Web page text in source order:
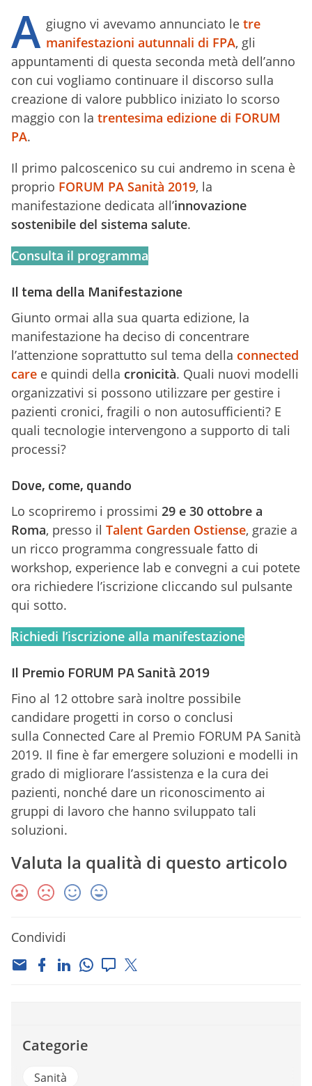
A giugno vi avevamo annunciato le tre
manifestazioni autunnali di FPA, gli
appuntamenti di questa seconda metà dell’anno
con cui vogliamo continuare il discorso sulla
creazione di valore pubblico iniziato lo scorso
maggio con la trentesima edizione di FORUM
PA.
Il primo palcoscenico su cui andremo in scena è
proprio FORUM PA Sanità 2019, la
manifestazione dedicata all’innovazione
sostenibile del sistema salute.
Consulta il programma
Il tema della Manifestazione
Giunto ormai alla sua quarta edizione, la
manifestazione ha deciso di concentrare
l’attenzione soprattutto sul tema della connected
care e quindi della cronicità. Quali nuovi modelli
organizzativi si possono utilizzare per gestire i
pazienti cronici, fragili o non autosufficienti? E
quali tecnologie intervengono a supporto di tali
processi?
Dove, come, quando
Lo scopriremo i prossimi 29 e 30 ottobre a
Roma, presso il Talent Garden Ostiense, grazie a
un ricco programma congressuale fatto di
workshop, experience lab e convegni a cui potete
ora richiedere l’iscrizione cliccando sul pulsante
qui sotto.
Richiedi l’iscrizione alla manifestazione
Il Premio FORUM PA Sanità 2019
Fino al 12 ottobre sarà inoltre possibile
candidare progetti in corso o conclusi
sulla Connected Care al Premio FORUM PA Sanità
2019. Il fine è far emergere soluzioni e modelli in
grado di migliorare l’assistenza e la cura dei
pazienti, nonché dare un riconoscimento ai
gruppi di lavoro che hanno sviluppato tali
soluzioni.
Valuta la qualità di questo articolo
Condividi
Categorie
Sanità